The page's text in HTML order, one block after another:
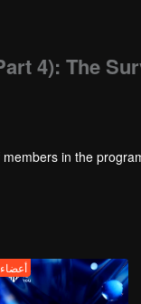
4): The
in the
أعضاء